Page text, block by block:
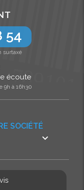
SOCIÉTÉ

54
surtaxé
écoute
9h à 16h30